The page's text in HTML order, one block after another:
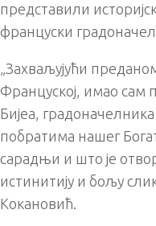
представили
француски
„Захваљујући
Француској, имао сам
Бијеа,
побратима нашег
сарадњи и што је
истинитију и бољу
Кокановић.